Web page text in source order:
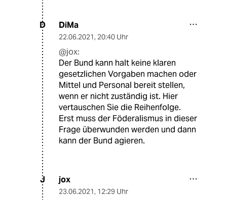
D DiMa
22.06.2021, 20:40 Uhr
@jox:
Der Bund kann halt keine klaren
gesetzlichen Vorgaben machen oder
Mittel und Personal bereit stellen,
wenn er nicht zuständig ist. Hier
vertauschen Sie die Reihenfolge.
Erst muss der Föderalismus in dieser
Frage überwunden werden und dann
kann der Bund agieren.
J jox
23.06.2021, 12:29 Uhr